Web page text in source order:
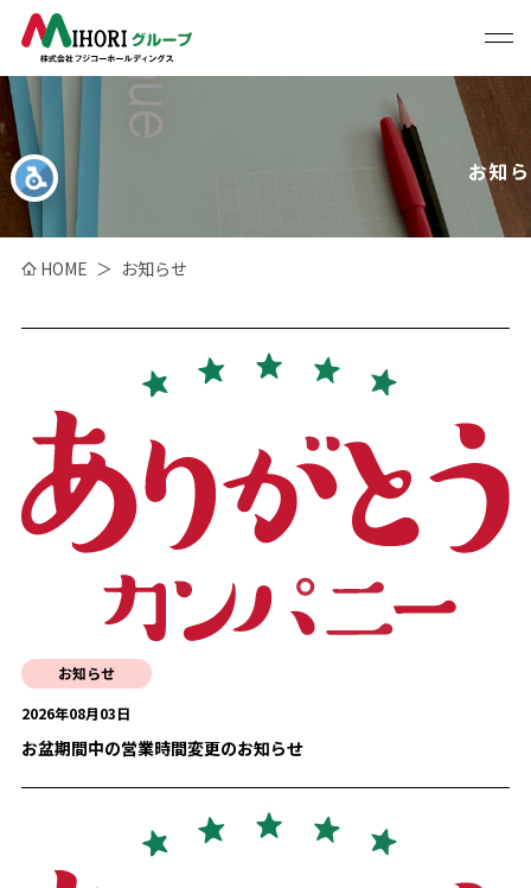
お知
HOME お知らせ
お知らせ
2026年08月03日
お盆期間中の営業時間変更のお知らせ